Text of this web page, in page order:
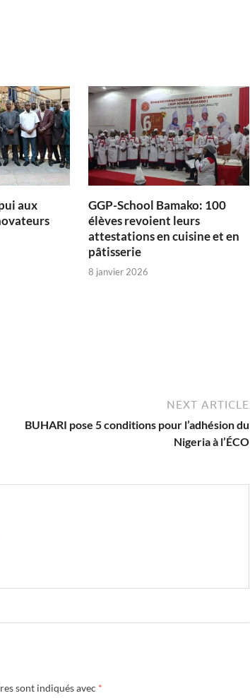
aux
GGP-School Bamako: 100
élèves revoient leurs
attestations en cuisine et en
pâtisserie
8 janvier 2026
NEXT ARTICLE
BUHARI pose 5 conditions pour l’adhésion du
Nigeria à l’ÉCO
sont indiqués avec *